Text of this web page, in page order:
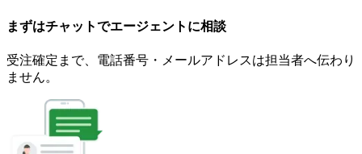
まずはチャットでエージェント に相談
受注確定まで、 電話番号・メールアドレスは担当者へ伝わり
ません。